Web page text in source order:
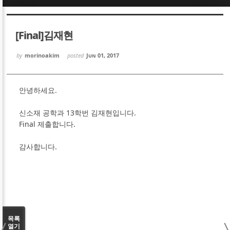
[Final]김재현
by morinoakim posted Jun 01, 2017
안녕하세요.
신소재 공학과 13학번 김재현입니다.
Final 제출합니다.
감사합니다.
목록
열기
Sketchbook5, 스케치북5
Sketchbook5, 스케치북5
Sketchbook5, 스케치북5
Sketchbook5, 스케치북5